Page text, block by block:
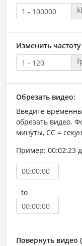
Изменить
Обрезать видео:
Введите
обрезать видео.
минуты, СС =
Пример: 00:02:23
to
Повернуть видео